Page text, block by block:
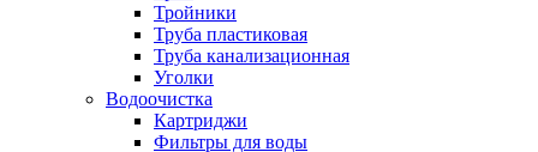
Тройники
Труба пластиковая
Труба канализационная
Уголки
Водоочистка
Картриджи
Фильтры для воды